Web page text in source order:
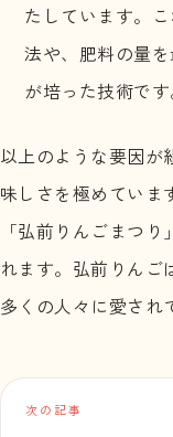
たしています。
法や、肥料の量
が培った技術です
以上のような要因が
味しさを極めていま
「弘前りんごまつ
れます。弘前りんご
多くの人々に愛され
次の記事